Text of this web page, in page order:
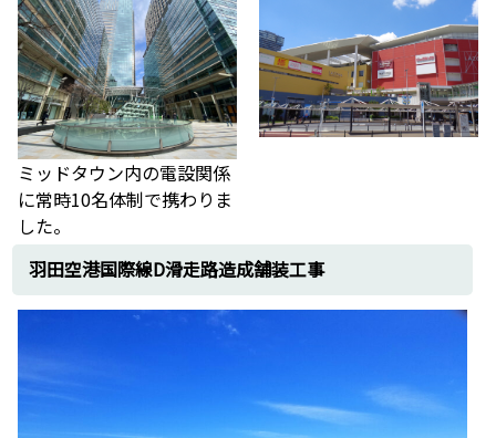
ミッドタウン内の電設関係
に常時10名体制で携わりま
した。
羽田空港国際線D滑走路造成舗装工事